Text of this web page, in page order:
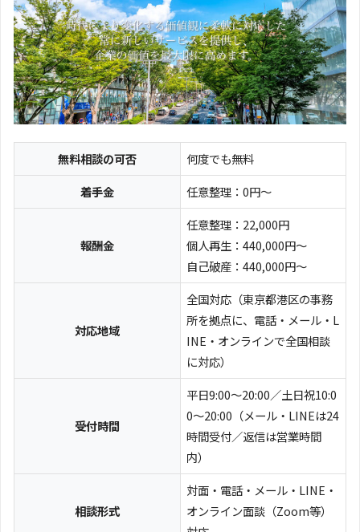
無料相談の可否
何度でも無料
着手金
任意整理：0円～
報酬金
任意整理：22,000円
個人再生：440,000円～
自己破産：440,000円～
対応地域
全国対応（東京都港区の事務
所を拠点に、電話・メール・L
INE・オンラインで全国相談
に対応）
受付時間
平日9:00〜20:00／土日祝10:0
0〜20:00（メール・LINEは24
時間受付／返信は営業時間
内）
相談形式
対面・電話・メール・LINE・
オンライン面談（Zoom等）